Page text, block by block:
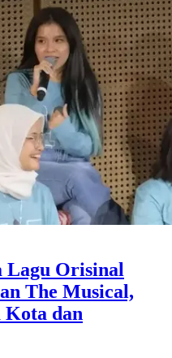
Lagu Orisinal
The Musical,
Kota dan